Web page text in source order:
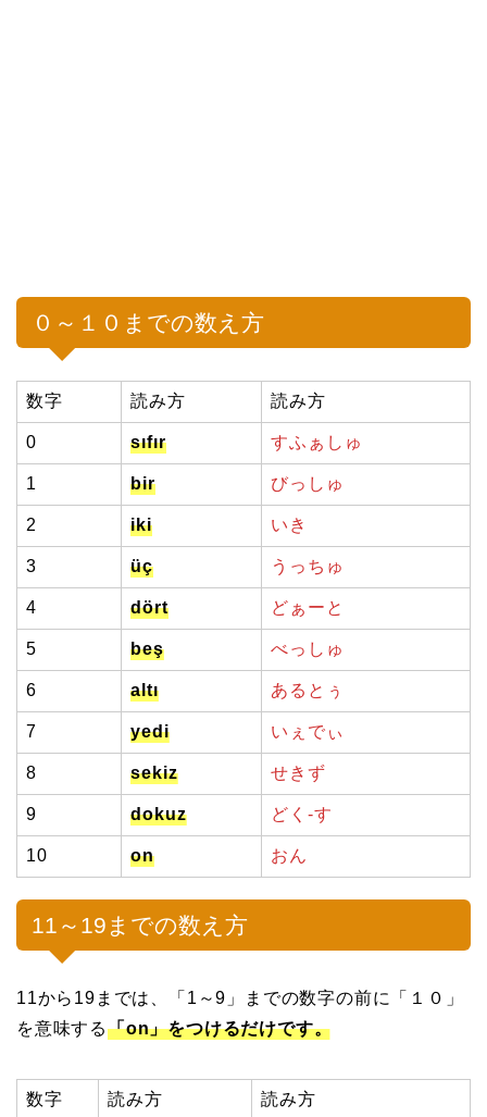
０～１０までの数え方
数字 読み方 読み方
0 sıfır すふぁしゅ
1 bir びっしゅ
2 iki いき
3 üç うっちゅ
4 dört どぁーと
5 beş べっしゅ
6 altı あるとぅ
7 yedi いぇでぃ
8 sekiz せきず
9 dokuz どく-す
10 on おん
11～19までの数え方
11から19までは、「1～9」までの数字の前に「１０」
を意味する「on」をつけるだけです。
数字 読み方 読み方